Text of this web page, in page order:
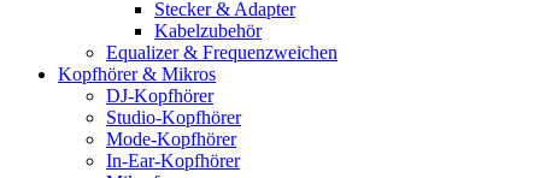
Stecker & Adapter
Kabelzubehör
Equalizer & Frequenzweichen
Kopfhörer & Mikros
DJ-Kopfhörer
Studio-Kopfhörer
Mode-Kopfhörer
In-Ear-Kopfhörer